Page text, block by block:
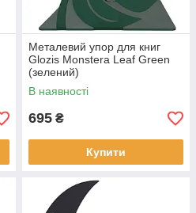
Металевий упор для книг
Glozis Monstera Leaf Green
(зелений)
В наявності
695 ₴
Купити